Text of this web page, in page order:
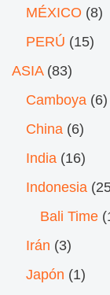
MÉXICO (8)
PERÚ (15)
ASIA(83)
Camboya (6)
China (6)
India (16)
Indonesia
Bali Time
Irán (3)
Japón (1)